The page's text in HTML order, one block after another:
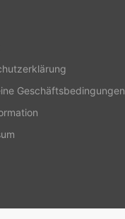
Geschäftsbedingungen